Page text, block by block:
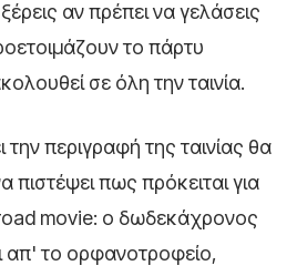
αν πρέπει να γελάσεις
το πάρτυ
σε όλη την ταινία.
την περιγραφή της ταινίας θα
πως πρόκειται για
movie: ο δωδεκάχρονος
απ' το ορφανοτροφείο,